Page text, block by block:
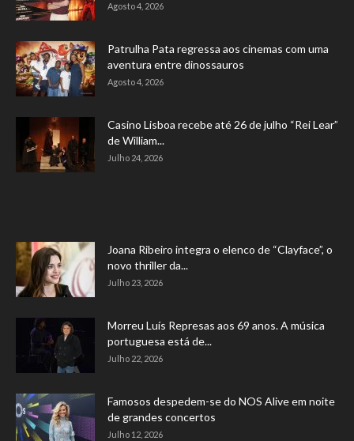
Agosto 4, 2026
Patrulha Pata regressa aos cinemas com uma
aventura entre dinossauros
Agosto 4, 2026
Casino Lisboa recebe até 26 de julho “Rei Lear”
de William...
Julho 24, 2026
Joana Ribeiro integra o elenco de “Clayface”, o
novo thriller da...
Julho 23, 2026
Morreu Luís Represas aos 69 anos. A música
portuguesa está de...
Julho 22, 2026
Famosos despedem-se do NOS Alive em noite
de grandes concertos
Julho 12, 2026